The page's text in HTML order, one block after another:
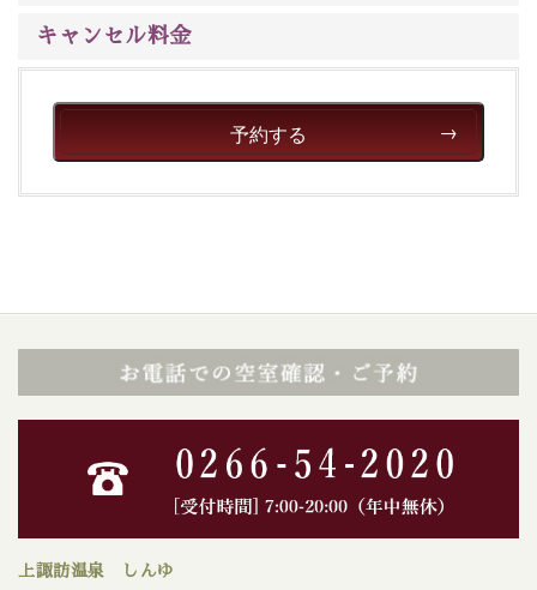
キャンセル料金
予約する
上諏訪温泉 しんゆ